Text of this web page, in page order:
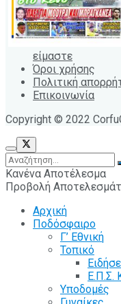
είμαστε
Όροι χρήσης
Πολιτική
Επικοινωνία
Copyright © 2022
Κανένα Αποτέλεσμα
Προβολή
Αρχική
Ποδόσφαιρο
Γ’ Εθνική
Τοπικό
Ε.Π.Σ.
Υποδομές